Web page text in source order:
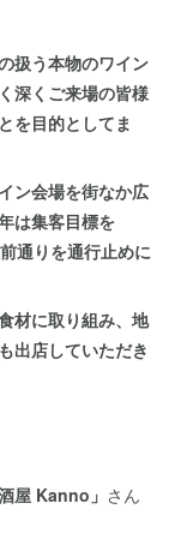
扱う本物のワイン
深くご来場の皆様
を目的としてま
ン会場を街なか広
は集客目標を
通りを通行止めに
材に取り組み、地
出店していただき
屋 Kanno」 さん